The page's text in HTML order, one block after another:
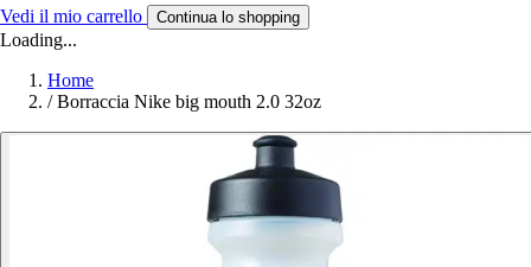
Vedi il mio carrello Continua lo shopping
Loading...
Home
/ Borraccia Nike big mouth 2.0 32oz